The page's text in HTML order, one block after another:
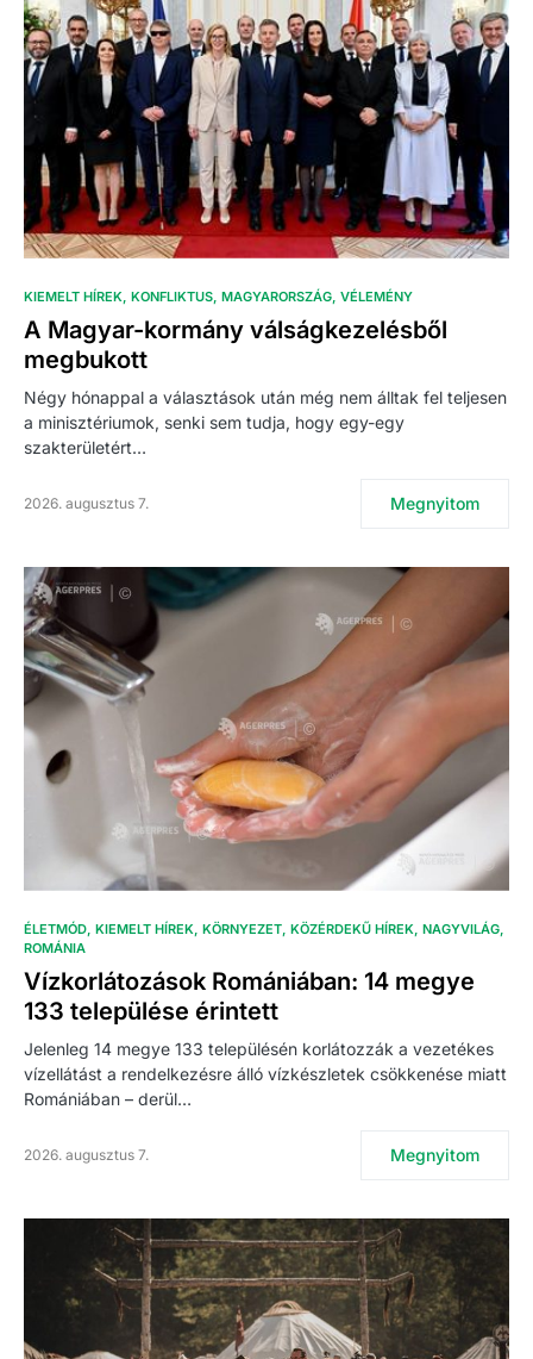
KIEMELT HÍREK KONFLIKTUS MAGYARORSZÁG VÉLEMÉNY
A Magyar-kormány válságkezelésből
megbukott
Négy hónappal a választások után még nem álltak fel teljesen
a minisztériumok, senki sem tudja, hogy egy-egy
szakterületért…
2026. augusztus 7. Megnyitom
ÉLETMÓD KIEMELT HÍREK KÖRNYEZET KÖZÉRDEKŰ HÍREK NAGYVILÁG
ROMÁNIA
Vízkorlátozások Romániában: 14 megye
133 települése érintett
Jelenleg 14 megye 133 településén korlátozzák a vezetékes
vízellátást a rendelkezésre álló vízkészletek csökkenése miatt
Romániában – derül…
2026. augusztus 7. Megnyitom